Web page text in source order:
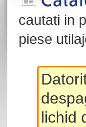
cautati in
piese
lichid